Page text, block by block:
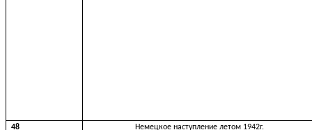
48
Немецкое наступление летом 1942г.